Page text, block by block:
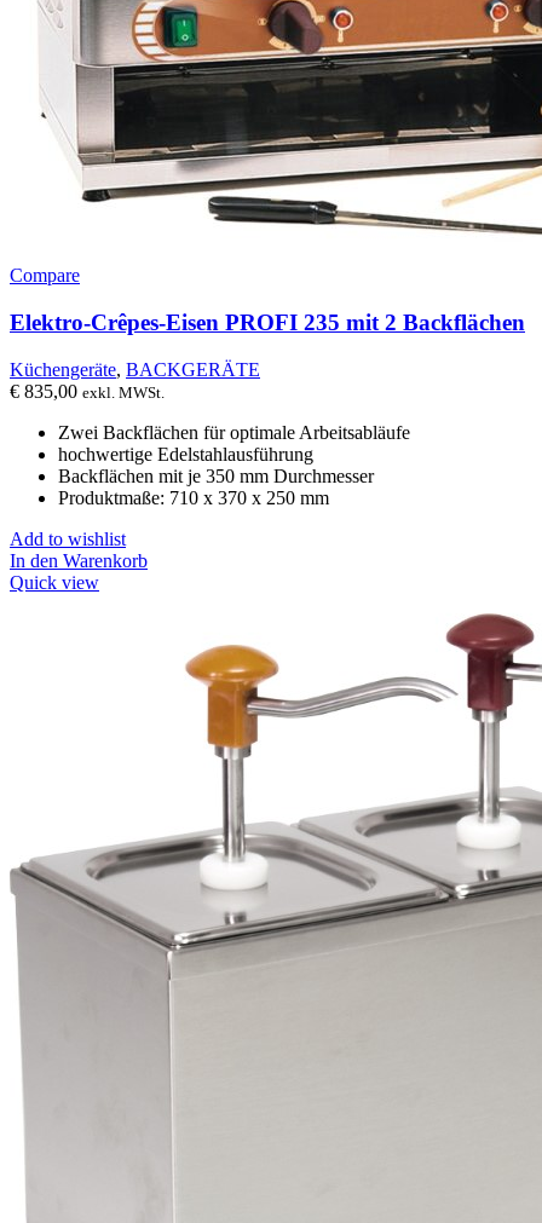
Compare
Elektro-Crêpes-Eisen PROFI 235 mit 2 Backflächen
Küchengeräte, BACKGERÄTE
€ 835,00 exkl. MWSt.
Zwei Backflächen für optimale Arbeitsabläufe
hochwertige Edelstahlausführung
Backflächen mit je 350 mm Durchmesser
Produktmaße: 710 x 370 x 250 mm
Add to wishlist
In den Warenkorb
Quick view